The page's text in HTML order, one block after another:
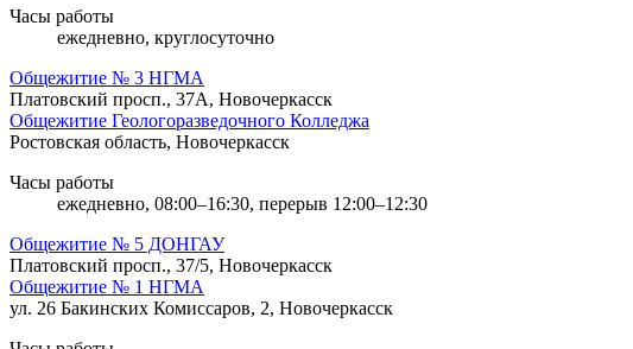
Часы работы
ежедневно, круглосуточно
Общежитие № 3 НГМА
Платовский просп., 37А, Новочеркасск
Общежитие Геологоразведочного Колледжа
Ростовская область, Новочеркасск
Часы работы
ежедневно, 08:00–16:30, перерыв 12:00–12:30
Общежитие № 5 ДОНГАУ
Платовский просп., 37/5, Новочеркасск
Общежитие № 1 НГМА
ул. 26 Бакинских Комиссаров, 2, Новочеркасск